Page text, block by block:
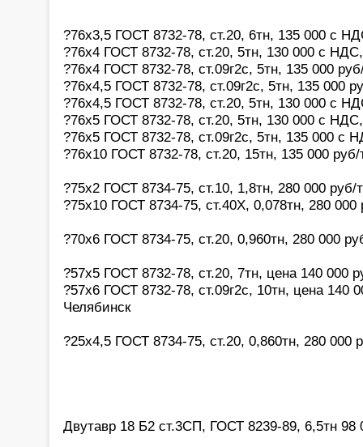
?76х3,5 ГОСТ 8732-78, ст.20, 6тн, 135 000 с
?76х4 ГОСТ 8732-78, ст.20, 5тн, 130 000 с
?76х4 ГОСТ 8732-78, ст.09г2с, 5тн, 135 000
?76х4,5 ГОСТ 8732-78, ст.09г2с, 5тн, 135 000
?76х4,5 ГОСТ 8732-78, ст.20, 5тн, 130 000 с
?76х5 ГОСТ 8732-78, ст.20, 5тн, 130 000 с
?76х5 ГОСТ 8732-78, ст.09г2с, 5тн, 135 000 с
?76х10 ГОСТ 8732-78, ст.20, 15тн, 135 000
?75х2 ГОСТ 8734-75, ст.10, 1,8тн, 280 000
?75х10 ГОСТ 8734-75, ст.40Х, 0,078тн, 280
?70х6 ГОСТ 8734-75, ст.20, 0,960тн, 280 000
?57х5 ГОСТ 8732-78, ст.20, 7тн, цена 140 000
?57х6 ГОСТ 8732-78, ст.09г2с, 10тн, цена 140
Челябинск
?25х4,5 ГОСТ 8734-75, ст.20, 0,860тн, 280 000
Двутавр 18 Б2 ст.3СП, ГОСТ 8239-89, 6,5тн